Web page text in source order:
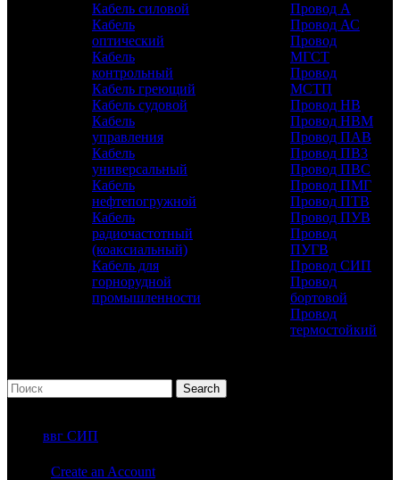
Кабель силовой
Кабель
оптический
Кабель
контрольный
Кабель греющий
Кабель судовой
Кабель
управления
Кабель
универсальный
Кабель
нефтепогружной
Кабель
радиочастотный
(коаксиальный)
Кабель для
горнорудной
промышленности
Провод А
Провод АС
Провод
МГСТ
Провод
МСТП
Провод НВ
Провод НВМ
Провод ПАВ
Провод ПВ3
Провод ПВС
Провод ПМГ
Провод ПТВ
Провод ПУВ
Провод
ПУГВ
Провод СИП
Провод
бортовой
Провод
термостойкий
Search
ввг СИП
Create an Account